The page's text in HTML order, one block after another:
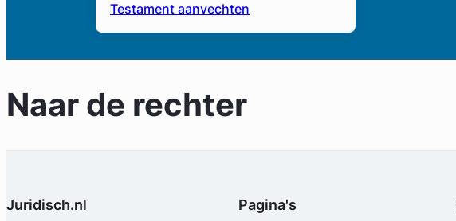
Testament aanvechten
Naar de rechter
Juridisch.nl Pagina's